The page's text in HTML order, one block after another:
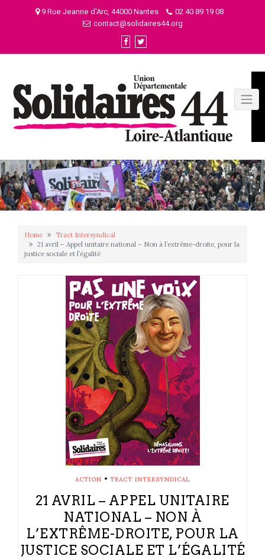
9 Rue Jeanne d'Arc, 44000 Nantes
02 40 89 19 08
contact@solidaires44.org
Home
Tract Intersyndical
21 avril – Appel unitaire national – Non à l’extrême-droite, pour la
justice sociale et l’égalité
ACTION • TRACT INTERSYNDICAL
21 AVRIL – APPEL UNITAIRE
NATIONAL – NON À
L’EXTRÊME-DROITE, POUR LA
JUSTICE SOCIALE ET L’ÉGALITÉ